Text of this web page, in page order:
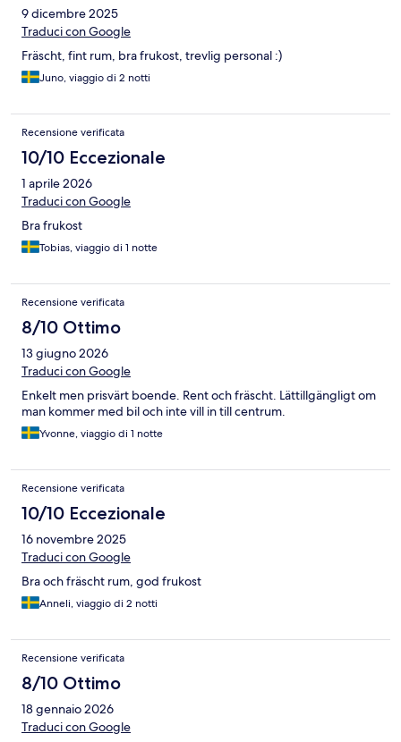
9 dicembre 2025
Traduci con Google
Fräscht, fint rum, bra frukost, trevlig personal :)
Juno, viaggio di 2 notti
Recensione verificata
10/10 Eccezionale
1 aprile 2026
Traduci con Google
Bra frukost
Tobias, viaggio di 1 notte
Recensione verificata
8/10 Ottimo
13 giugno 2026
Traduci con Google
Enkelt men prisvärt boende. Rent och fräscht. Lättillgängligt om
man kommer med bil och inte vill in till centrum.
Yvonne, viaggio di 1 notte
Recensione verificata
10/10 Eccezionale
16 novembre 2025
Traduci con Google
Bra och fräscht rum, god frukost
Anneli, viaggio di 2 notti
Recensione verificata
8/10 Ottimo
18 gennaio 2026
Traduci con Google